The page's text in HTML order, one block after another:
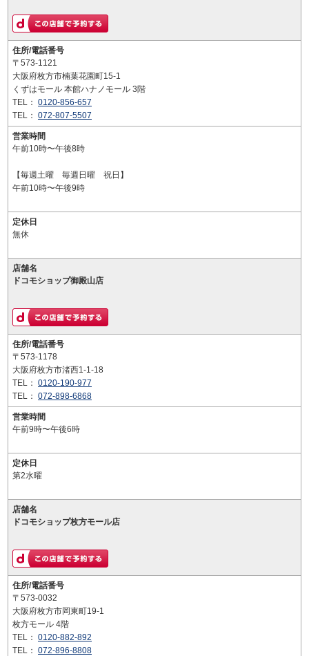
住所/電話番号
〒573-1121
大阪府枚方市楠葉花園町15-1
くずはモール 本館ハナノモール 3階
TEL： 0120-856-657
TEL： 072-807-5507
営業時間
午前10時〜午後8時
【毎週土曜 毎週日曜 祝日】
午前10時〜午後9時
定休日
無休
店舗名
ドコモショップ御殿山店
住所/電話番号
〒573-1178
大阪府枚方市渚西1-1-18
TEL： 0120-190-977
TEL： 072-898-6868
営業時間
午前9時〜午後6時
定休日
第2水曜
店舗名
ドコモショップ枚方モール店
住所/電話番号
〒573-0032
大阪府枚方市岡東町19-1
枚方モール 4階
TEL： 0120-882-892
TEL： 072-896-8808